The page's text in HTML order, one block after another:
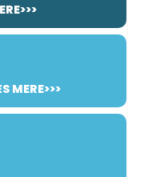
MERE>>>